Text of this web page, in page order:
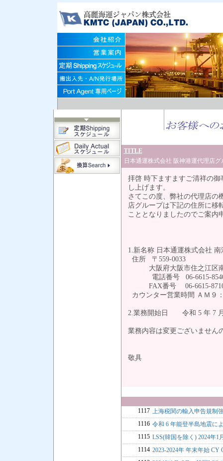
TITLE
日本通運株式会社 阪神港運代理店
拝啓 時下ますますご清祥の
し上げます。
さてこの度、弊社の代理店の
店グループは下記の住所に移
こととなりましたのでご案内
1.新名称 日本通運株式会社
住所 〒559-0033
大阪府大阪市住之江区南
電話番号 06-6615-
FAX番号 06-6615-
カウンター営業時間 ＡＭ９
2.業務開始日 令和 5 年 7
業務内容は変更ございません
敬具
1117 上海税関の輸入申告規制
1116 令和 6 年能登半島地震に
1115 LSS(韓国を除く) 2024年1
1114 2023-2024年 年末年始 CY